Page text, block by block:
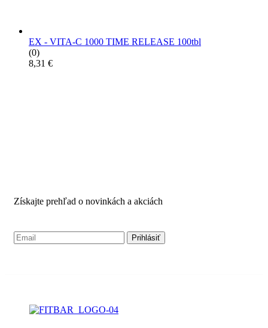
EX - VITA-C 1000 TIME RELEASE 100tbl
(0)
8,31 €
Získajte prehľad o novinkách a akciách